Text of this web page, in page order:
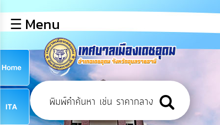
หลัก
ข้อมูล
พื้น
ฐาน
บุคลากร
☰ Menu